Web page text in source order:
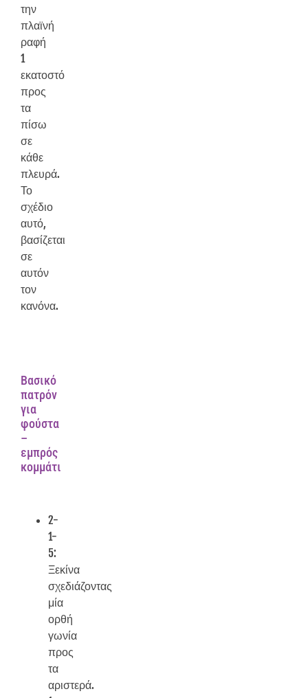
την
πλαϊνή
ραφή
1
εκατοστό
προς
τα
πίσω
σε
κάθε
πλευρά.
Το
σχέδιο
αυτό,
βασίζεται
σε
αυτόν
τον
κανόνα.
Βασικό
πατρόν
για
φούστα
–
εμπρός
κομμάτι
2-
1-
5:
Ξεκίνα
σχεδιάζοντας
μία
ορθή
γωνία
προς
τα
αριστερά.